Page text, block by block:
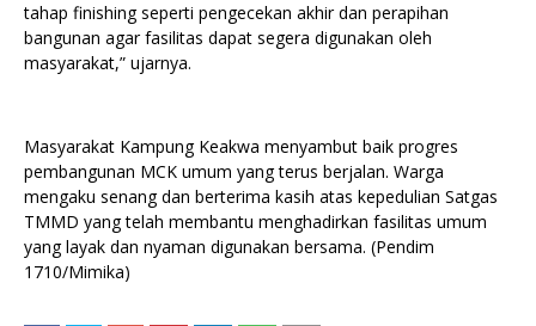
tahap finishing seperti pengecekan akhir dan perapihan
bangunan agar fasilitas dapat segera digunakan oleh
masyarakat,” ujarnya.
Masyarakat Kampung Keakwa menyambut baik progres
pembangunan MCK umum yang terus berjalan. Warga
mengaku senang dan berterima kasih atas kepedulian Satgas
TMMD yang telah membantu menghadirkan fasilitas umum
yang layak dan nyaman digunakan bersama. (Pendim
1710/Mimika)